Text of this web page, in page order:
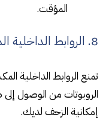
المؤقت.
8. الروابط الداخلية المعطلة
تمنع الروابط الداخلية
الروبوتات من الوصول
إمكانية الزحف لديك.